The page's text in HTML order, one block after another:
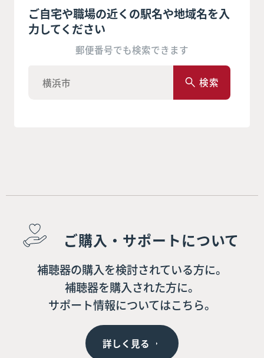
ご自宅や職場の近くの駅名や地域名を入
力してください
郵便番号でも検索できます
検索
ご購入・サポートについて
補聴器の購入を検討されている方に。
補聴器を購入された方に。
サポート情報についてはこちら。
詳しく見る